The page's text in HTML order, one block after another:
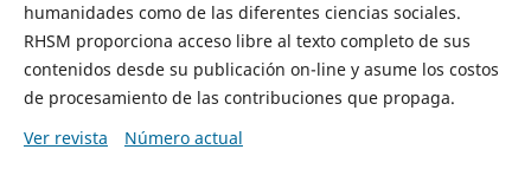
humanidades como de las diferentes ciencias sociales.
RHSM proporciona acceso libre al texto completo de sus
contenidos desde su publicación on-line y asume los costos
de procesamiento de las contribuciones que propaga.
Ver revista
Número actual